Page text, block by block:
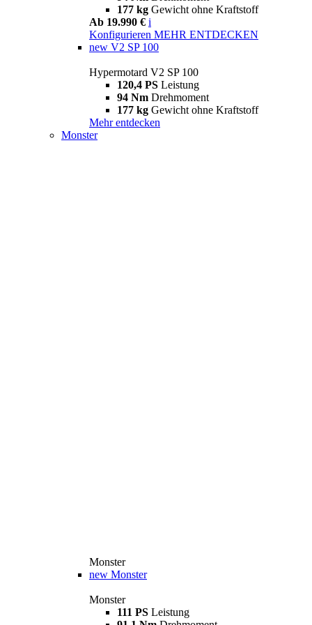
177 kg Gewicht ohne Kraftstoff
Ab 19.990 € i
Konfigurieren MEHR ENTDECKEN
new V2 SP 100
Hypermotard V2 SP 100
120,4 PS Leistung
94 Nm Drehmoment
177 kg Gewicht ohne Kraftstoff
Mehr entdecken
Monster
Monster
new Monster
Monster
111 PS Leistung